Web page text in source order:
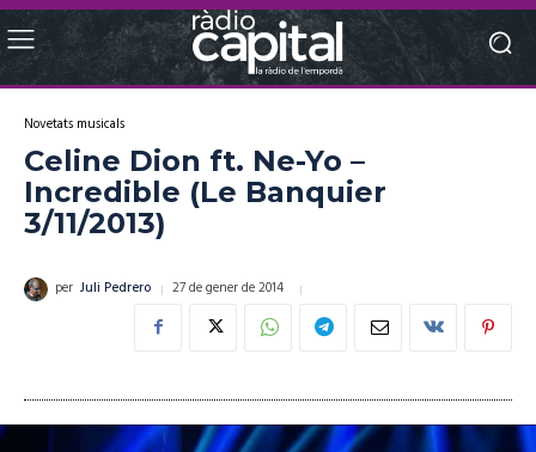
Novetats musicals
Celine Dion ft. Ne-Yo –
Incredible (Le Banquier
3/11/2013)
per Juli Pedrero 27 de gener de 2014